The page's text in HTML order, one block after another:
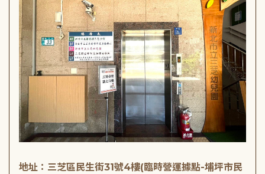
地址：三芝區民生街31號4樓(臨時營運據點-埔坪市民